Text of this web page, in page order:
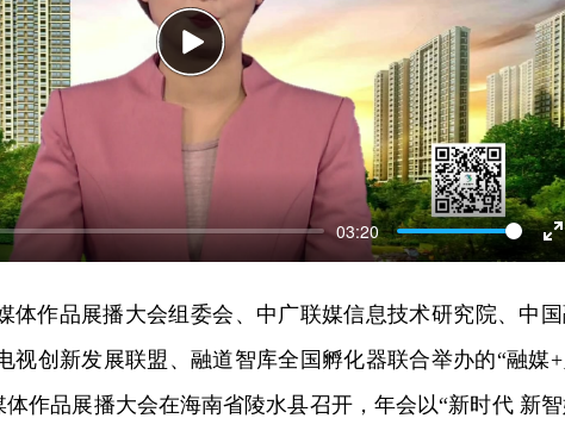
03:20
体作品展播大会组委会、中广联媒信息技术研究院、中
视创新发展联盟、融道智库全国孵化器联合举办的“融媒
作品展播大会在海南省陵水县召开，年会以“新时代 新